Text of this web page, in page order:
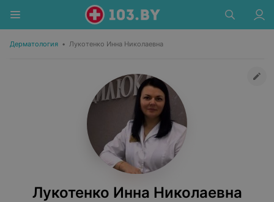
Дерматология • Лукотенко Инна Николаевна
Лукотенко Инна Николаевна